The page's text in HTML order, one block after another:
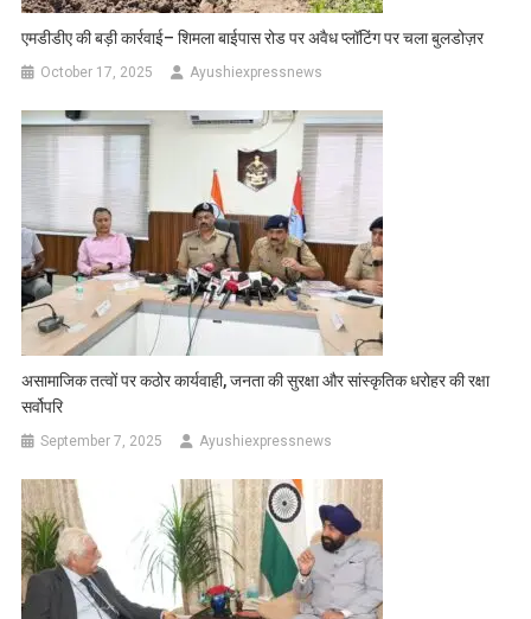
एमडीडीए की बड़ी कार्रवाई– शिमला बाईपास रोड पर अवैध प्लॉटिंग पर चला बुलडोज़र
October 17, 2025 Ayushiexpressnews
असामाजिक तत्वों पर कठोर कार्यवाही, जनता की सुरक्षा और सांस्कृतिक धरोहर की रक्षा
सर्वोपरि
September 7, 2025 Ayushiexpressnews